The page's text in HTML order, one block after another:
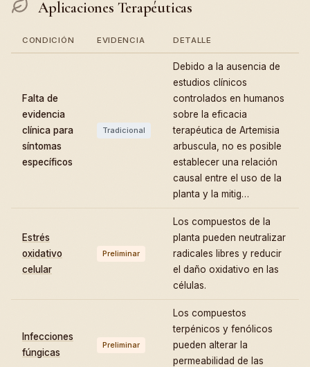
Aplicaciones Terapéuticas
CONDICIÓN EVIDENCIA DETALLE
Falta de
evidencia
clínica para
síntomas
específicos
Tradicional
Debido a la ausencia de
estudios clínicos
controlados en humanos
sobre la eficacia
terapéutica de Artemisia
arbuscula, no es posible
establecer una relación
causal entre el uso de la
planta y la mitig…
Estrés
oxidativo
celular
Preliminar
Los compuestos de la
planta pueden neutralizar
radicales libres y reducir
el daño oxidativo en las
células.
Infecciones
fúngicas
Preliminar
Los compuestos
terpénicos y fenólicos
pueden alterar la
permeabilidad de las